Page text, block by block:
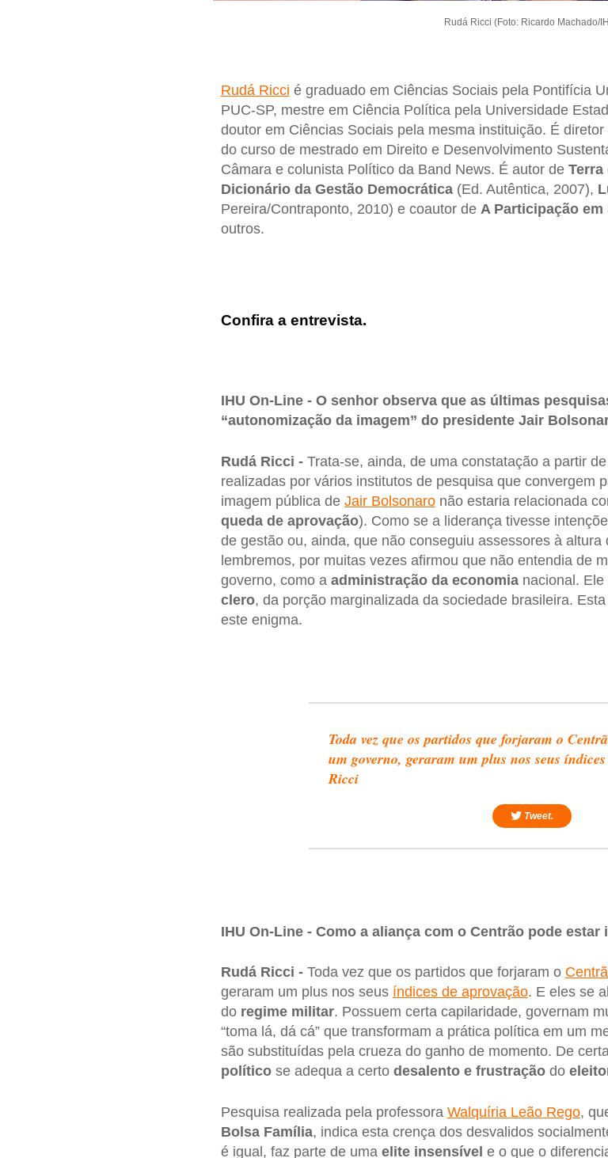
Rudá Ricci (Foto: Ricardo Machado/
Rudá Ricci é graduado em Ciências Sociais pela Pontifícia
PUC-SP, mestre em Ciência Política pela Universidade
doutor em Ciências Sociais pela mesma instituição. É
do curso de mestrado em Direito e Desenvolvimento
Câmara e colunista Político da Band News. É autor de Terra
Dicionário da Gestão Democrática(Ed. Autêntica, 2007),
Pereira/Contraponto, 2010) e coautor de A Participação em
outros.
Confira a entrevista.
IHU On-Line - O senhor observa que as últimas
“autonomização da imagem” do presidente Jair
Rudá Ricci -Trata-se, ainda, de uma constatação a partir
realizadas por vários institutos de pesquisa que convergem
imagem pública de Jair Bolsonaronão estaria relacionada
queda de aprovação). Como se a liderança tivesse
de gestão ou, ainda, que não conseguiu assessores à altura
lembremos, por muitas vezes afirmou que não entendia de
governo, como a administração da economianacional. Ele
clero, da porção marginalizada da sociedade brasileira.
este enigma.
Toda vez que os partidos que forjaram o
um governo, geraram um plus nos seus
Ricci
Tweet.
IHU On-Line - Como a aliança com o Centrão pode
Rudá Ricci -Toda vez que os partidos que forjaram o
geraram um plus nos seus índices de aprovação. E eles se
do regime militar. Possuem certa capilaridade, governam
“toma lá, dá cá” que transformam a prática política em um
são substituídas pela crueza do ganho de momento. De
políticose adequa a certo desalento e frustraçãodo
Pesquisa realizada pela professora Walquíria Leão Rego,
Bolsa Família, indica esta crença dos desvalidos
é igual, faz parte de umaelite insensível e o que o